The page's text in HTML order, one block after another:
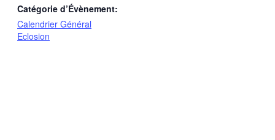
Catégorie d’Évènement:
Calendrier Général
Eclosion